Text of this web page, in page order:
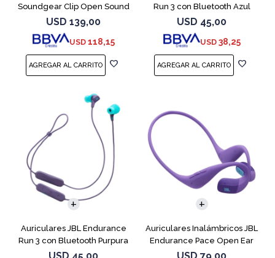
Soundgear Clip Open Sound
Blanc
USD 139,00
USD 118,15
Run 3 con Bluetooth Azul
USD 45,00
USD 38,25
Auriculares JBL Endurance
Run 3 con Bluetooth Purpura
Auriculares Inalámbricos JBL
Endurance Pace Open Ear
Purpura